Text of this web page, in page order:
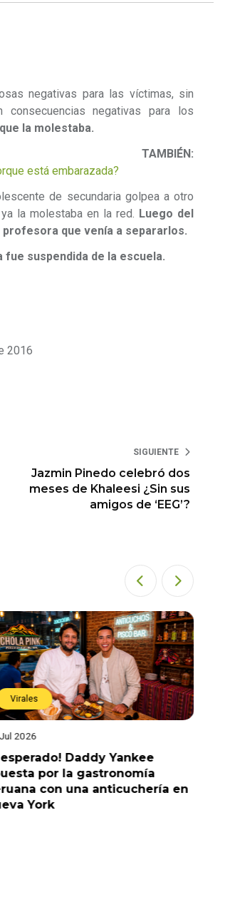
negativas para las víctimas, sin
consecuencias negativas para los
la molestaba.
está embarazada?
de secundaria golpea a otro
la molestaba en la red. Luego del
que venía a separarlos.
fue suspendida de la escuela.
2016
SIGUIENTE
Jazmin Pinedo celebró dos
meses de Khaleesi ¿Sin sus
amigos de ‘EEG’?
Virales
2026
Daddy Yankee
por la gastronomía
con una anticuchería en
York